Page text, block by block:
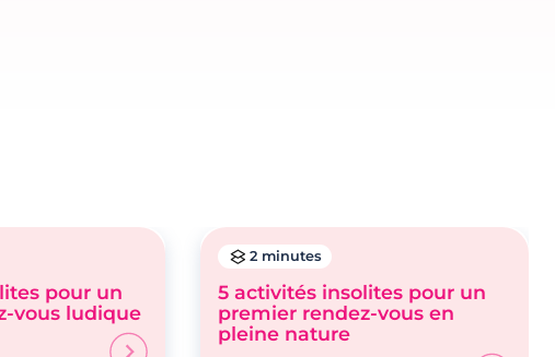
pour un
vous ludique
2 minutes
5 activités insolites pour un
premier rendez-vous en
pleine nature